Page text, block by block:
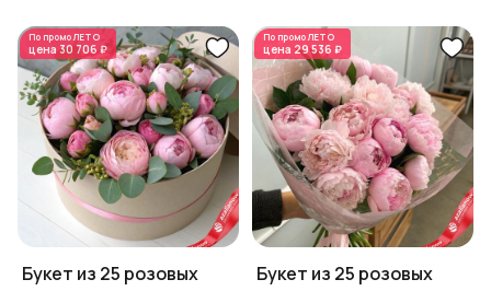
По промоЛЕТО
цена 30 706 ₽
Букет из 25 розовых
По промоЛЕТО
цена 29 536 ₽
Букет из 25 розовых